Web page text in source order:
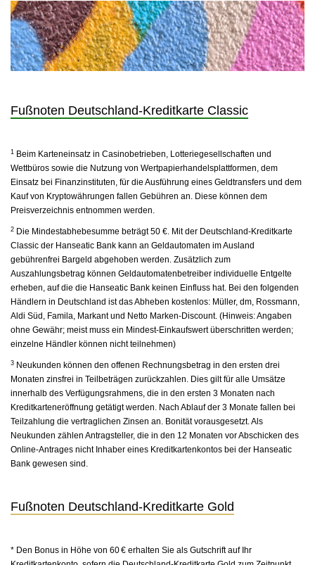
Fußnoten Deutschland-Kreditkarte Classic
1
Beim Karteneinsatz in Casinobetrieben, Lotteriegesellschaften und
Wettbüros sowie die Nutzung von Wertpapierhandelsplattformen, dem
Einsatz bei Finanzinstituten, für die Ausführung eines Geldtransfers und dem
Kauf von Kryptowährungen fallen Gebühren an. Diese können dem
Preisverzeichnis entnommen werden.
2 Die Mindestabhebesumme beträgt 50 €. Mit der Deutschland-Kreditkarte
Classic der Hanseatic Bank kann an Geldautomaten im Ausland
gebührenfrei Bargeld abgehoben werden. Zusätzlich zum
Auszahlungsbetrag können Geldautomatenbetreiber individuelle Entgelte
erheben, auf die die Hanseatic Bank keinen Einfluss hat. Bei den folgenden
Händlern in Deutschland ist das Abheben kostenlos: Müller, dm, Rossmann,
Aldi Süd, Famila, Markant und Netto Marken-Discount. (Hinweis: Angaben
ohne Gewähr; meist muss ein Mindest-Einkaufswert überschritten werden;
einzelne Händler können nicht teilnehmen)
3 Neukunden können den offenen Rechnungsbetrag in den ersten drei
Monaten zinsfrei in Teilbeträgen zurückzahlen. Dies gilt für alle Umsätze
innerhalb des Verfügungsrahmens, die in den ersten 3 Monaten nach
Kreditkarteneröffnung getätigt werden. Nach Ablauf der 3 Monate fallen bei
Teilzahlung die vertraglichen Zinsen an. Bonität vorausgesetzt. Als
Neukunden zählen Antragsteller, die in den 12 Monaten vor Abschicken des
Online-Antrages nicht Inhaber eines Kreditkartenkontos bei der Hanseatic
Bank gewesen sind.
Fußnoten Deutschland-Kreditkarte Gold
* Den Bonus in Höhe von 60 € erhalten Sie als Gutschrift auf Ihr